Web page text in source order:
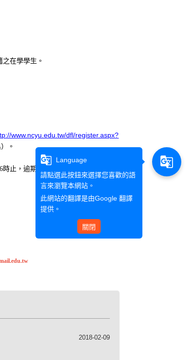
在學學生。
www.ncyu.edu.tw/dfl/register.aspx?
。
6時止，逾期恕不受理。
2018-02-09
g_translate
Language
請點選此按鈕來選擇您喜歡的語
言來瀏覽本網站。
此網站的翻譯是由Google 翻譯
提供。
關閉
g_translate